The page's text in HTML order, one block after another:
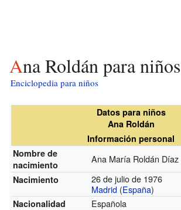
Ana Roldán para niños
Enciclopedia para niños
Datos para niños
Ana Roldán
Información personal
Nombre de
nacimiento
Ana María Roldán Díaz
Nacimiento
26 de julio de 1976
Madrid (España)
Nacionalidad Española